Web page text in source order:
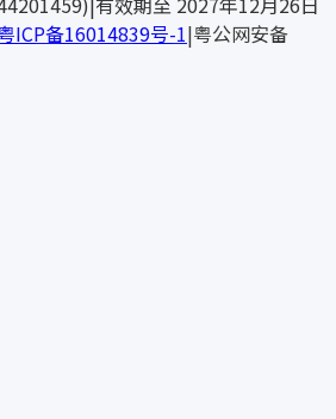
ICP备16014839号-1|粤公网安备